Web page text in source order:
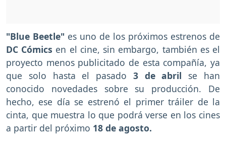
"Blue Beetle" es uno de los próximos estrenos de
DC Cómics en el cine, sin embargo, también es el
proyecto menos publicitado de esta compañía, ya
que solo hasta el pasado 3 de abril se han
conocido novedades sobre su producción. De
hecho, ese día se estrenó el primer tráiler de la
cinta, que muestra lo que podrá verse en los cines
a partir del próximo 18 de agosto.